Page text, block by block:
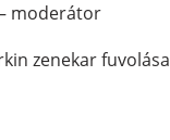
moderátor
zenekar fuvolása